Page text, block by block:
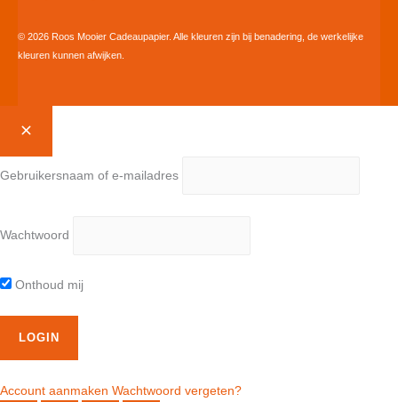
© 2026 Roos Mooier Cadeaupapier. Alle kleuren zijn bij benadering, de werkelijke
kleuren kunnen afwijken.
Gebruikersnaam of e-mailadres
Wachtwoord
Onthoud mij
Account aanmaken Wachtwoord vergeten?